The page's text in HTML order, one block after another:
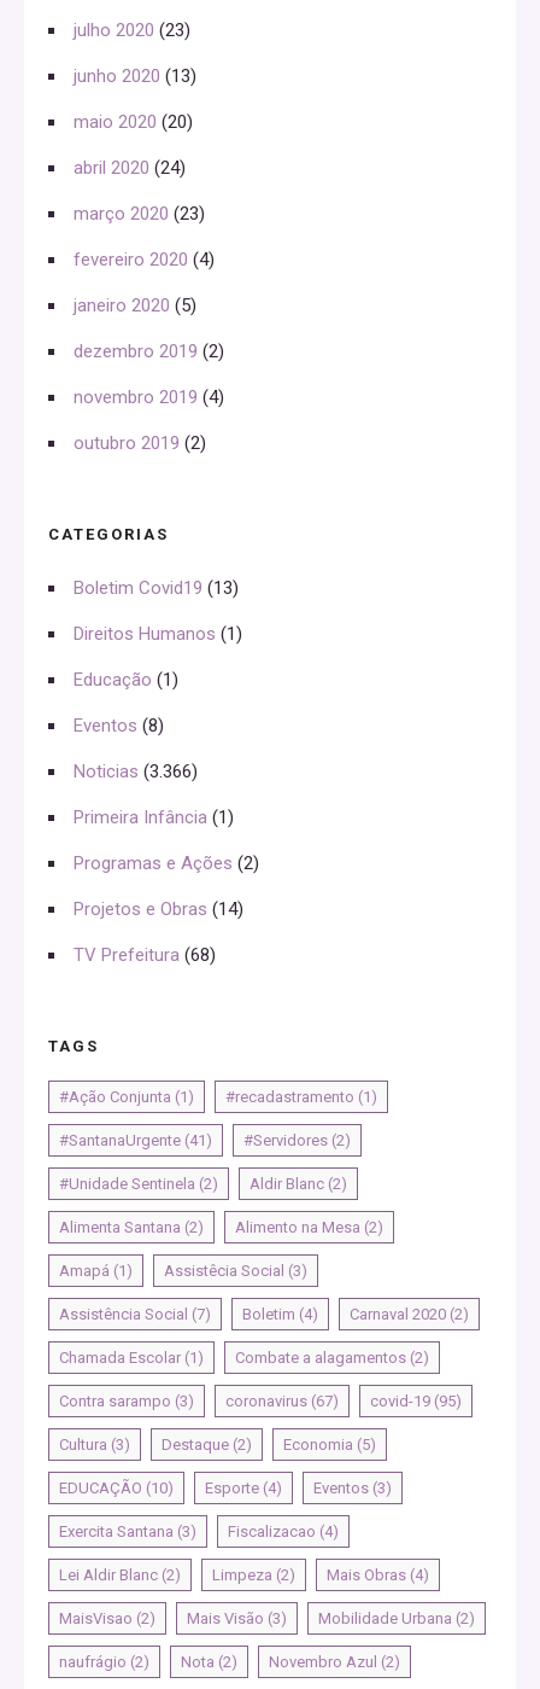
julho 2020 (23)
junho 2020 (13)
maio 2020 (20)
abril 2020 (24)
março 2020 (23)
fevereiro 2020 (4)
janeiro 2020 (5)
dezembro 2019 (2)
novembro 2019 (4)
outubro 2019 (2)
CATEGORIAS
Boletim Covid19 (13)
Direitos Humanos (1)
Educação (1)
Eventos (8)
Noticias (3.366)
Primeira Infância (1)
Programas e Ações (2)
Projetos e Obras (14)
TV Prefeitura (68)
TAGS
#Ação Conjunta (1) #recadastramento (1)
#SantanaUrgente (41) #Servidores (2)
#Unidade Sentinela (2) Aldir Blanc (2)
Alimenta Santana (2) Alimento na Mesa (2)
Amapá (1) Assistêcia Social (3)
Assistência Social (7) Boletim (4) Carnaval 2020 (2)
Chamada Escolar (1) Combate a alagamentos (2)
Contra sarampo (3) coronavirus (67) covid-19 (95)
Cultura (3) Destaque (2) Economia (5)
EDUCAÇÃO (10) Esporte (4) Eventos (3)
Exercita Santana (3) Fiscalizacao (4)
Lei Aldir Blanc (2) Limpeza (2) Mais Obras (4)
MaisVisao (2) Mais Visão (3) Mobilidade Urbana (2)
naufrágio (2) Nota (2) Novembro Azul (2)